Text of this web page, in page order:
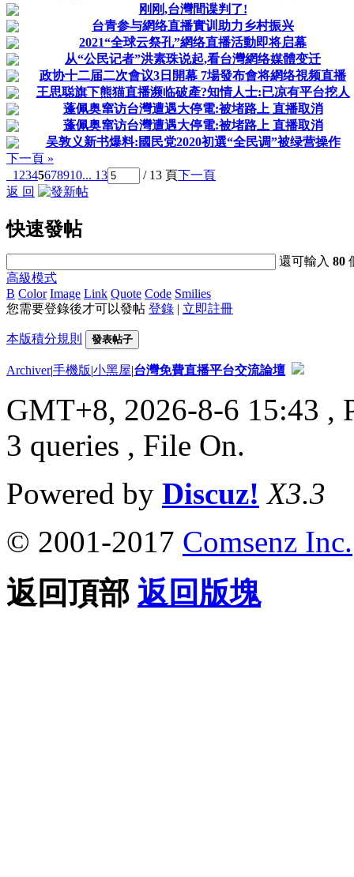
刚刚,台灣間谍判了!
台青参与網络直播實训助力乡村振兴
2021“全球云祭孔”網络直播活動即将启幕
从“公民记者”洪素珠说起,看台灣網络媒體变迁
政协十二届二次會议3日開幕 7場發布會将網络視频直播
王思聪旗下熊猫直播濒临破產?知情人士:已凉有平台挖人
蓬佩奥窜访台灣遭遇大停電:被堵路上 直播取消
蓬佩奥窜访台灣遭遇大停電:被堵路上 直播取消
吴敦义新书爆料:國民党2020初選“全民调”被绿营操作
下一頁 »
1 2345678910... 13 / 13 頁下一頁
返 回
快速發帖
還可輸入80
高級模式
B Color Image Link Quote Code Smilies
您需要登錄後才可以發帖 登錄 | 立即註冊
本版積分規則 發表帖子
Archiver|手機版|小黑屋|台灣免費直播平台交流論壇
GMT+8, 2026-8-6 15:43 ,
3 queries , File On.
Powered by Discuz! X3.3
© 2001-2017 Comsenz Inc.
返回頂部 返回版塊